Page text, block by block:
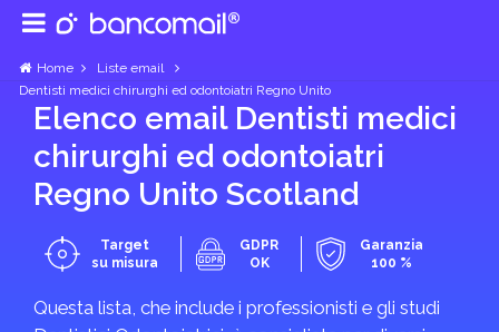
Home
Liste email
Dentisti medici chirurghi ed odontoiatri Regno Unito
Elenco email Dentisti medici
chirurghi ed odontoiatri
Regno Unito Scotland
Target
su misura
GDPR
OK
Garanzia
100 %
Questa lista, che include i professionisti e gli studi